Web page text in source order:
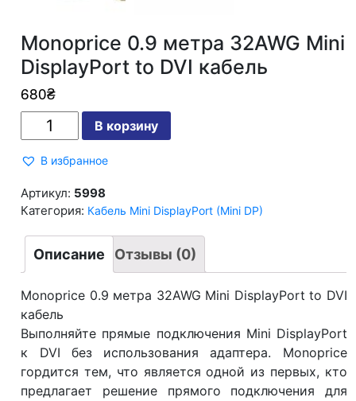
Monoprice 0.9 метра 32AWG Mini
DisplayPort to DVI кабель
680₴
0.9
32AWG
DisplayPort
to
DVI
В корзину
В избранное
Артикул: 5998
Категория: Кабель Mini DisplayPort (Mini DP)
Описание Отзывы (0)
Monoprice 0.9 метра 32AWG Mini DisplayPort to DVI
кабель
Выполняйте прямые подключения Mini DisplayPort
к DVI без использования адаптера. Monoprice
гордится тем, что является одной из первых, кто
предлагает решение прямого подключения для